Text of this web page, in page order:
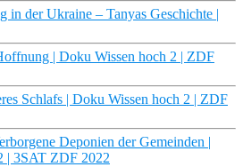
in der Ukraine – Tanyas Geschichte |
| Doku Wissen hoch 2 | ZDF
Schlafs | Doku Wissen hoch 2 | ZDF
Deponien der Gemeinden |
| 3SAT ZDF 2022